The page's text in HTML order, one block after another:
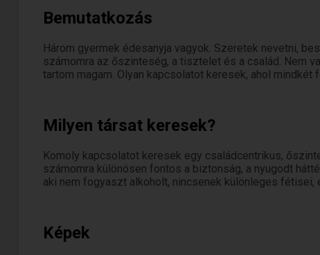
Bemutatkozás
Három gyermek édesanyja vagyok. Szeretek nevetni,
számomra az őszinteség, a tisztelet és a család. Nem
tartom magam. Olyan kapcsolatot keresek, ahol
Milyen társat keresek?
Komoly kapcsolatot keresek egy családcentrikus,
számomra különösen fontos a biztonság, a nyugodt
aki nem fogyaszt alkoholt, nincsenek különleges
Képek